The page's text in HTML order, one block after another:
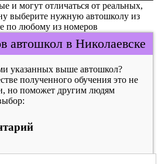
и могут отличаться от реальных,
выберите нужную автошколу из
по любому из номеров
автошкол в Николаевске
указанных выше автошкол?
полученного обучения это не
но поможет другим людям